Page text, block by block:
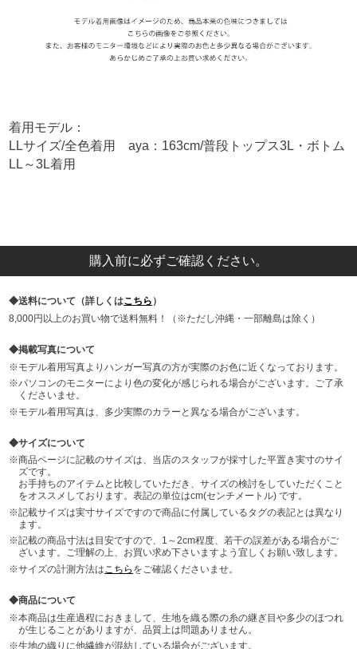
着用モデル：
LLサイズ/全色着用 aya：163cm/普段トップス3L・ボトム
LL～3L着用
購入前に必ずご確認ください。
送料について（詳しくはこちら ）
8,000円以上のお買い物で送料無料！（※ただし沖縄・一部離島は除く）
掲載写真について
モデル着用写真よりハンガー写真の方が実際のお色に近くなっております。
パソコンのモニターにより色の変化が感じられる場合がございます。ご了承
くださいませ。
モデル着用写真は、多少実際のカラーと異なる場合がございます。
サイズについて
商品ページに記載のサイズは、当店のスタッフが採寸した平置き実寸のサイ
ズです。
お手持ちのアイテムと比較していただき、サイズの検討をしていただくこと
をオススメしております。表記の単位はcm(センチメートル) です。
記載サイズは実寸サイズですので商品に付属しているタグの表記とは異なり
ます。
記載の商品寸法は目安ですので、1～2cm程度、若干の誤差がある場合がご
ざいます。ご理解の上、お買い求め下さいますよう宜しくお願い致します。
サイズの計測方法はこちら をご確認くださいませ。
商品について
本商品は生産過程におきまして、生地を織る際の糸の継ぎ目や多少のほつれ
が生じることがありますが、品質上は問題ありません。
生地の織りに他繊維が混紡している場合がございます。